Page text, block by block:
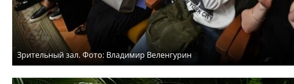
Зрительный зал. Фото: Владимир Веленгурин